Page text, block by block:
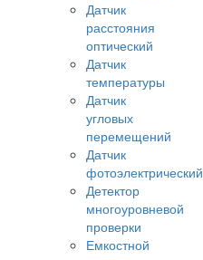
Датчик
расстояния
оптический
Датчик
температуры
Датчик
угловых
перемещений
Датчик
фотоэлектрический
Детектор
многоуровневой
проверки
Емкостной